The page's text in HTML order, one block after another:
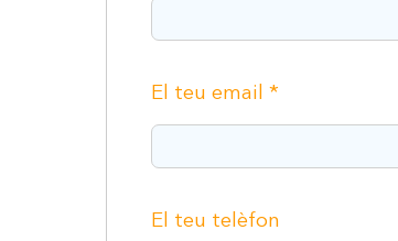
El teu email *
El teu telèfon